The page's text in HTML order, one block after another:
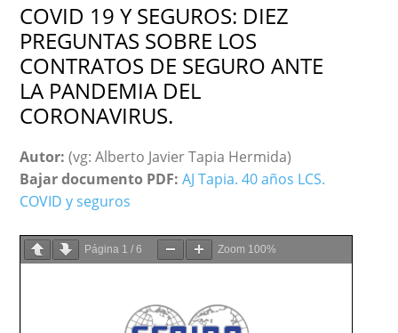
COVID 19 Y SEGUROS: DIEZ
PREGUNTAS SOBRE LOS
CONTRATOS DE SEGURO ANTE
LA PANDEMIA DEL
CORONAVIRUS.
Autor: (vg: Alberto Javier Tapia Hermida)
Bajar documento PDF:AJ Tapia. 40 años LCS.
COVID y seguros
Página 1 /6 Zoom 100%